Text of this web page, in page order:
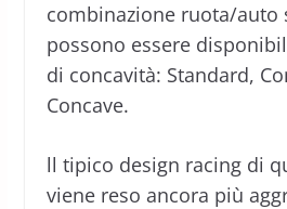
combinazione ruota/auto
possono essere
di concavità: Standard,
Concave.
ll tipico design racing di
viene reso ancora più